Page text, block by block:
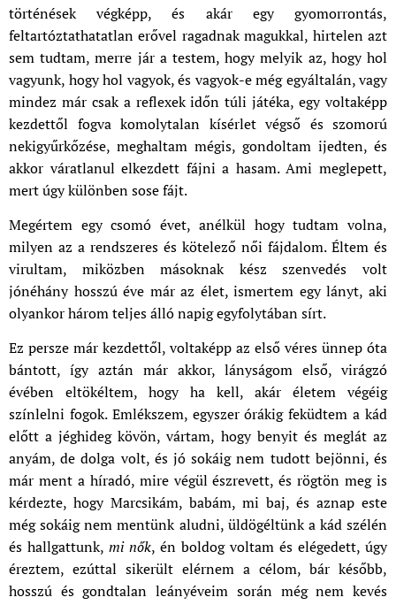
történések végképp, és akár egy gyomorrontás,
feltartóztathatatlan erővel ragadnak magukkal, hirtelen azt
sem tudtam, merre jár a testem, hogy melyik az, hogy hol
vagyunk, hogy hol vagyok, és vagyok-e még egyáltalán, vagy
mindez már csak a reflexek időn túli játéka, egy voltaképp
kezdettől fogva komolytalan kísérlet végső és szomorú
nekigyűrkőzése, meghaltam mégis, gondoltam ijedten, és
akkor váratlanul elkezdett fájni a hasam. Ami meglepett,
mert úgy különben sose fájt.
Megértem egy csomó évet, anélkül hogy tudtam volna,
milyen az a rendszeres és kötelező női fájdalom. Éltem és
virultam, miközben másoknak kész szenvedés volt
jónéhány hosszú éve már az élet, ismertem egy lányt, aki
olyankor három teljes álló napig egyfolytában sírt.
Ez persze már kezdettől, voltaképp az első véres ünnep óta
bántott, így aztán már akkor, lányságom első, virágzó
évében eltökéltem, hogy ha kell, akár életem végéig
színlelni fogok. Emlékszem, egyszer órákig feküdtem a kád
előtt a jéghideg kövön, vártam, hogy benyit és meglát az
anyám, de dolga volt, és jó sokáig nem tudott bejönni, és
már ment a híradó, mire végül észrevett, és rögtön meg is
kérdezte, hogy Marcsikám, babám, mi baj, és aznap este
még sokáig nem mentünk aludni, üldögéltünk a kád szélén
és hallgattunk, mi nők, én boldog voltam és elégedett, úgy
éreztem, ezúttal sikerült elérnem a célom, bár később,
hosszú és gondtalan leányéveim során még nem kevés